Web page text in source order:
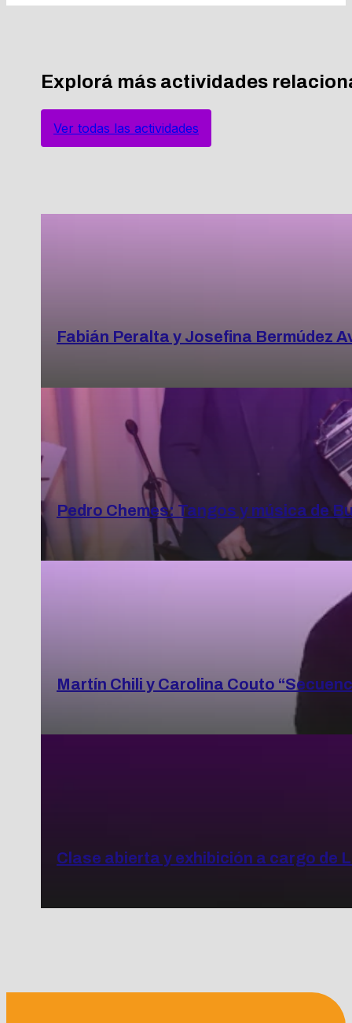
Explorá más actividades
Ver todas las actividades
Fabián Peralta y Josefina Bermúdez
Pedro Chemes: Tangos y música de
Martín Chili y Carolina Couto
Clase abierta y exhibición a cargo de